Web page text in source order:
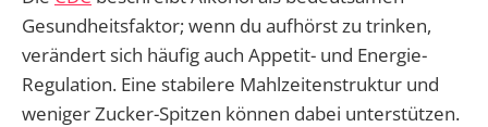
Gesundheitsfaktor; wenn du aufhörst zu trinken,
verändert sich häufig auch Appetit- und Energie-
Regulation. Eine stabilere Mahlzeitenstruktur und
weniger Zucker-Spitzen können dabei unterstützen.